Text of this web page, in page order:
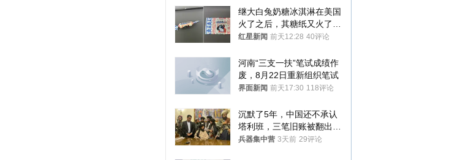
继大白兔奶糖冰淇淋在美国
火了之后，其糖纸又火了！
海外博主盛赞：平面设计经
红星新闻 前天12:28 40评论
河南“三支一扶”笔试成绩作
废，8月22日重新组织笔试
界面新闻 前天17:30 118评论
沉默了5年，中国还不承认
塔利班，三笔旧账被翻出，
最大风险出现
兵器集中营 3天前 29评论